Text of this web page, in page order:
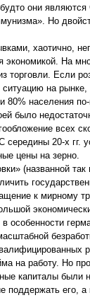
они
Но
хаотично,
экономикой. На
торговли. Если
на рынке,
80% населения
было
всех
середины 20-х гг.
цены на зерно.
(названной
к мирному
особенности
на работу. Но
капиталы были
поддержать его,